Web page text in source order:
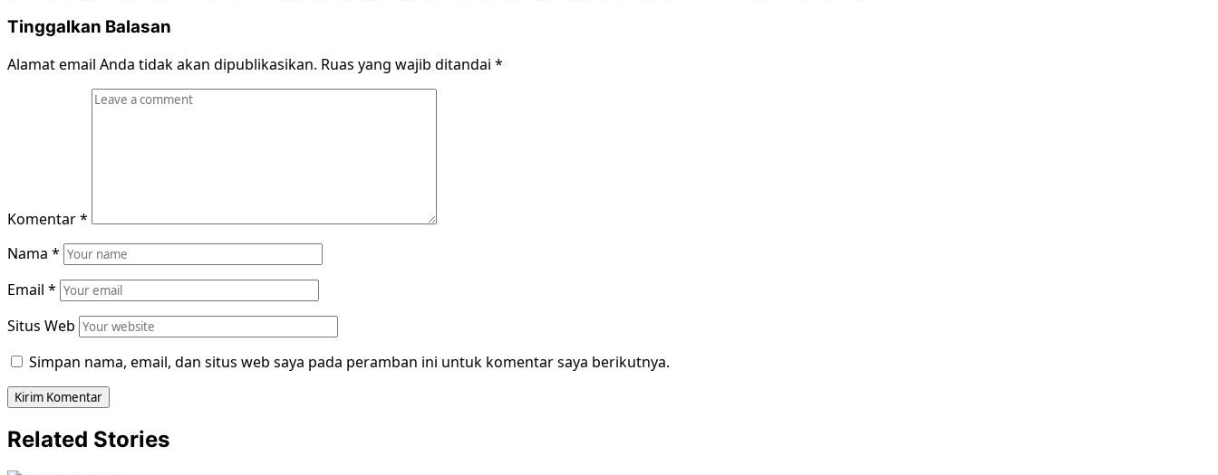
Tinggalkan Balasan
Alamat email Anda tidak akan dipublikasikan. Ruas yang wajib ditandai *
Komentar*
Nama *
Email *
Situs Web
Simpan nama, email, dan situs web saya pada peramban ini untuk komentar saya berikutnya.
Related Stories